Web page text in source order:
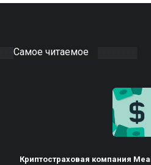
Самое читаемое
Криптостраховая компания